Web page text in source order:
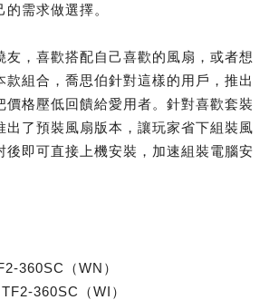
需求做選擇。
友，喜歡搭配自己喜歡的風扇，或者想
款組合，喬思伯針對這樣的用戶，推出
價格壓低回饋給愛用者。針對喜歡套裝
出了預裝風扇版本，讓玩家省下組裝風
後即可直接上機安裝，加速組裝電腦安
360SC（WN）
360SC（WI）